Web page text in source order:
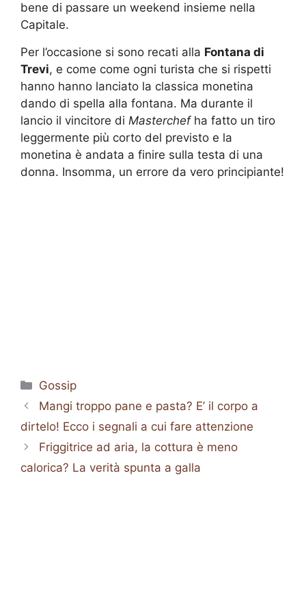
bene di passare un weekend insieme nella
Capitale.
Per l’occasione si sono recati alla Fontana di
Trevi, e come come ogni turista che si rispetti
hanno hanno lanciato la classica monetina
dando di spella alla fontana. Ma durante il
lancio il vincitore di Masterchefha fatto un tiro
leggermente più corto del previsto e la
monetina è andata a finire sulla testa di una
donna. Insomma, un errore da vero principiante!
Categorie
Gossip
Mangi troppo pane e pasta? E’ il corpo a
dirtelo! Ecco i segnali a cui fare attenzione
Friggitrice ad aria, la cottura è meno
calorica? La verità spunta a galla